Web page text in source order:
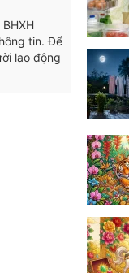
tin. Để
lao động